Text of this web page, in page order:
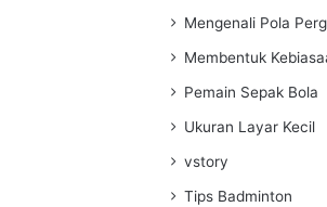
Mengenali Pola
Membentuk
Pemain Sepak Bola
Ukuran Layar Kecil
vstory
Tips Badminton